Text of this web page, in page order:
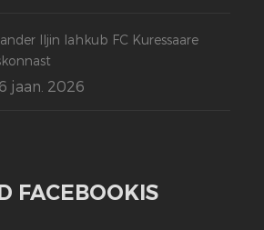
Iljin lahkub FC Kuressaare
jaan. 2026
FACEBOOKIS